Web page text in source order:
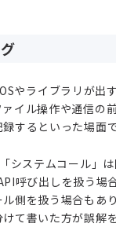
やライブラリが出
イル操作や通信の
するといった場面で
システムコール」
呼び出しを扱う場
側を扱う場合もあ
て書いた方が誤解